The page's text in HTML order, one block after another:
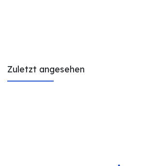
Zuletzt angesehen